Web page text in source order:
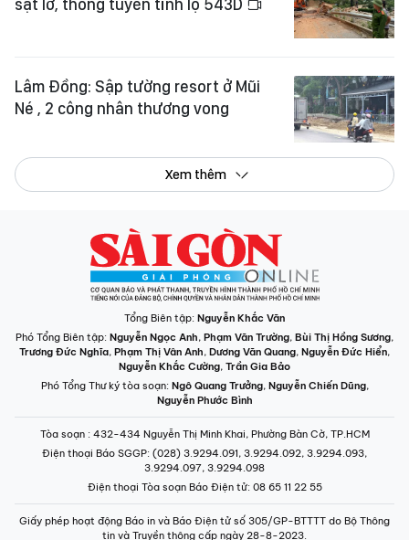
Lâm Đồng: Sập tường resort ở Mũi
Né , 2 công nhân thương vong
Xem thêm
Tổng Biên tập: Nguyễn Khắc Văn
Phó Tổng Biên tập: Nguyễn Ngọc Anh, Phạm Văn Trường, Bùi Thị Hồng Sương,
Trương Đức Nghĩa, Phạm Thị Vân Anh, Dương Văn Quang, Nguyễn Đức Hiển,
Nguyễn Khắc Cường, Trần Gia Bảo
Phó Tổng Thư ký tòa soạn: Ngô Quang Trưởng, Nguyễn Chiến Dũng,
Nguyễn Phước Bình
Tòa soạn : 432-434 Nguyễn Thị Minh Khai, Phường Bàn Cờ, TP.HCM
Điện thoại Báo SGGP: (028) 3.9294.091, 3.9294.092, 3.9294.093,
3.9294.097, 3.9294.098
Điện thoại Tòa soạn Báo Điện tử: 08 65 11 22 55
Giấy phép hoạt động Báo in và Báo Điện tử số 305/GP-BTTTT do Bộ Thông
tin và Truyền thông cấp ngày 28-8-2023.